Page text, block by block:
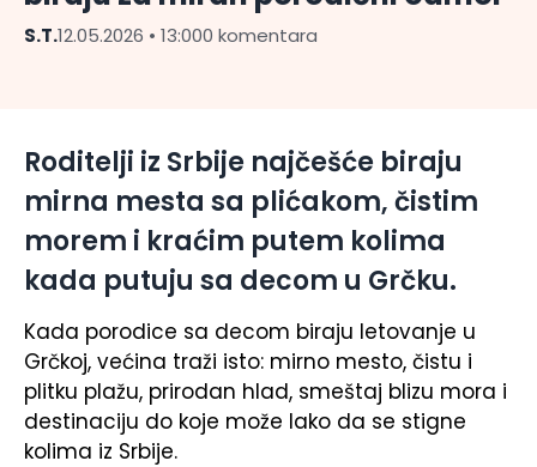
S.T.12.05.2026 • 13:000 komentara
Roditelji iz Srbije najčešće biraju
mirna mesta sa plićakom, čistim
morem i kraćim putem kolima
kada putuju sa decom u Grčku.
Kada porodice sa decom biraju letovanje u
Grčkoj, većina traži isto: mirno mesto, čistu i
plitku plažu, prirodan hlad, smeštaj blizu mora i
destinaciju do koje može lako da se stigne
kolima iz Srbije.